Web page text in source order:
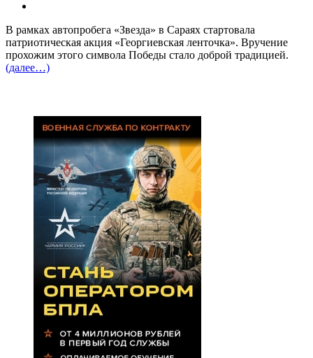
В рамках автопробега «Звезда» в Сараях стартовала
патриотическая акция «Георгиевская ленточка». Вручение
прохожим этого символа Победы стало доброй традицией.
(далее…)